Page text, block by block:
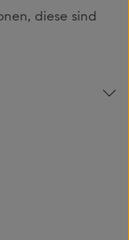
diese sind